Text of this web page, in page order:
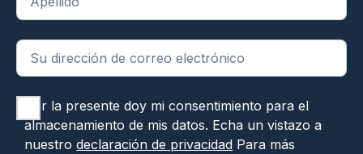
Por la presente doy mi consentimiento para el
almacenamiento de mis datos. Echa un vistazo a
nuestrodeclaración de privacidad Para más